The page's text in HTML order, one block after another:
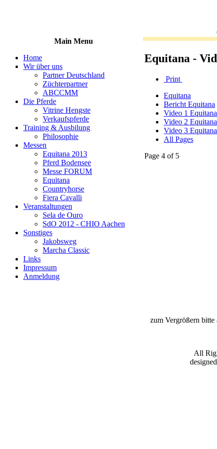
Main Menu
Home
Wir über uns
Partner Deutschland
Züchterpartner
ABCCMM
Die Pferde
Vitrine Hengste
Verkaufspferde
Training & Ausbilung
Philosophie
Messen
Equitana 2013
Pferd Bodensee
Messe FORUM
Equitana
Countryhorse
Fiera Cavalli
Veranstaltungen
Sela de Ouro
SdO 2012 - CHIO Aachen
Sonstiges
Jakobsweg
Marcha Classic
Links
Impressum
Anmeldung
Equitana -
Print
Equitana
Bericht Equitana
Video 1 Equitana
Video 2 Equitana
Video 3 Equitana
All Pages
Page 4 of 5
zum Vergrößern
All